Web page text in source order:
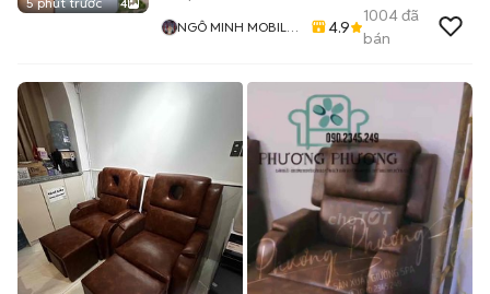
4
NGÔ MINH MOBILE
4.9
1004đã
bán